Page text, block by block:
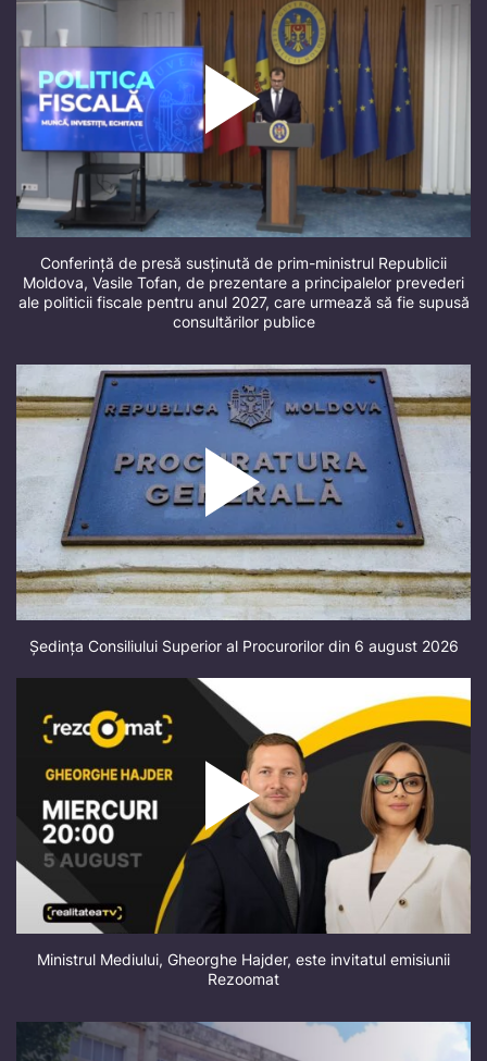
Conferință de presă susținută de prim-ministrul Republicii
Moldova, Vasile Tofan, de prezentare a principalelor prevederi
ale politicii fiscale pentru anul 2027, care urmează să fie supusă
consultărilor publice
Ședința Consiliului Superior al Procurorilor din 6 august 2026
Ministrul Mediului, Gheorghe Hajder, este invitatul emisiunii
Rezoomat